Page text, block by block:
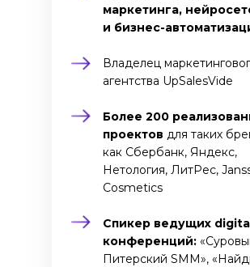
маркетинга,
и бизнес-
Владелец
агентства UpSalesVide
Более 200
проектов для таких
как Сбербанк, Яндекс,
Нетология, ЛитРес,
Cosmetics
Спикер ведущих
конференций:
Питерский SMM»,